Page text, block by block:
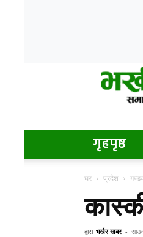
गृहपृष्ठ
घर प्रदेश
द्वारा भर्खर खबर -